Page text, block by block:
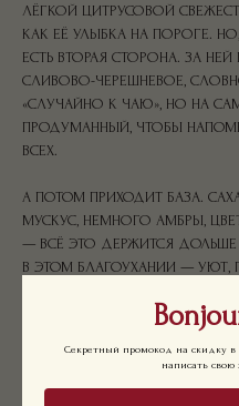
ЛЁГКОЙ ЦИТРУСОВОЙ
КАК ЕЁ УЛЫБКА НА ПОРОГЕ.
ЕСТЬ ВТОРАЯ СТОРОНА. ЗА НЕЙ
СЛИВОВО-ЧЕРЕШНЕВОЕ,
«СЛУЧАЙНО К ЧАЮ», НО НА
ПРОДУМАННЫЙ, ЧТОБЫ
ВСЕХ.
А ПОТОМ ПРИХОДИТ БАЗА.
МУСКУС, НЕМНОГО АМБРЫ,
— ВСЁ ЭТО ДЕРЖИТСЯ ДОЛЬШЕ
В ЭТОМ БЛАГОУХАНИИ —
ИДЕАЛЬНАЯ ХОЗЯЙКА ХРАНИТ
ЭТИМ СПОКОЙСТВИЕМ МОЖЕТ
КОТОРОЙ ВАМ ЛУЧШЕ НЕ ЗНАТЬ.
Секретный промокод на скидку в
написать свою